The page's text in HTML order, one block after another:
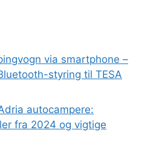
via smartphone –
styring til TESA
autocampere:
fra 2024 og vigtige